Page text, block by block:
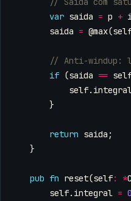
var saida = p +
saida = @max(
if (saida ==
self. integral
}
return saida ;
}
pub fn reset(self: *
self. integral = 0